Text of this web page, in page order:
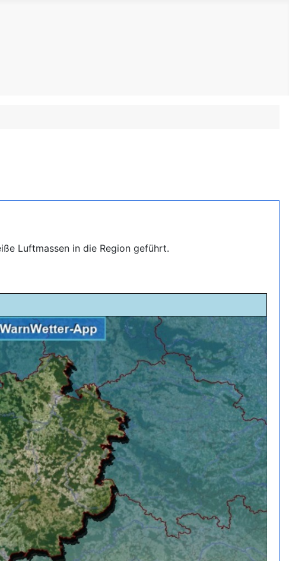
Luftmassen in die Region geführt.